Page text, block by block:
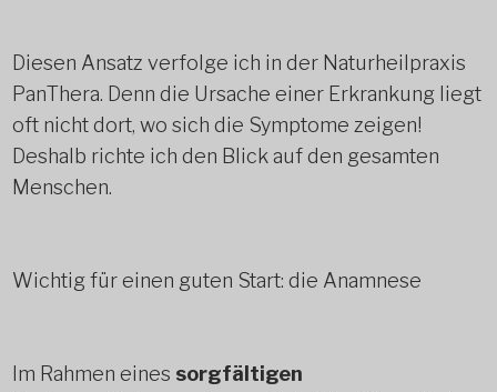
Diesen Ansatz verfolge ich in der Naturheilpraxis
PanThera. Denn die Ursache einer Erkrankung liegt
oft nicht dort, wo sich die Symptome zeigen!
Deshalb richte ich den Blick auf den gesamten
Menschen.
Wichtig für einen guten Start: die Anamnese
Im Rahmen eines sorgfältigen